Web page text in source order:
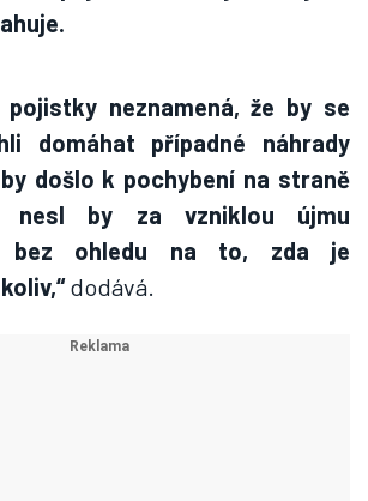
pojistky neznamená, že by se
domáhat případné náhrady
došlo k pochybení na straně
nesl by za vzniklou újmu
bez ohledu na to, zda je
dodává.